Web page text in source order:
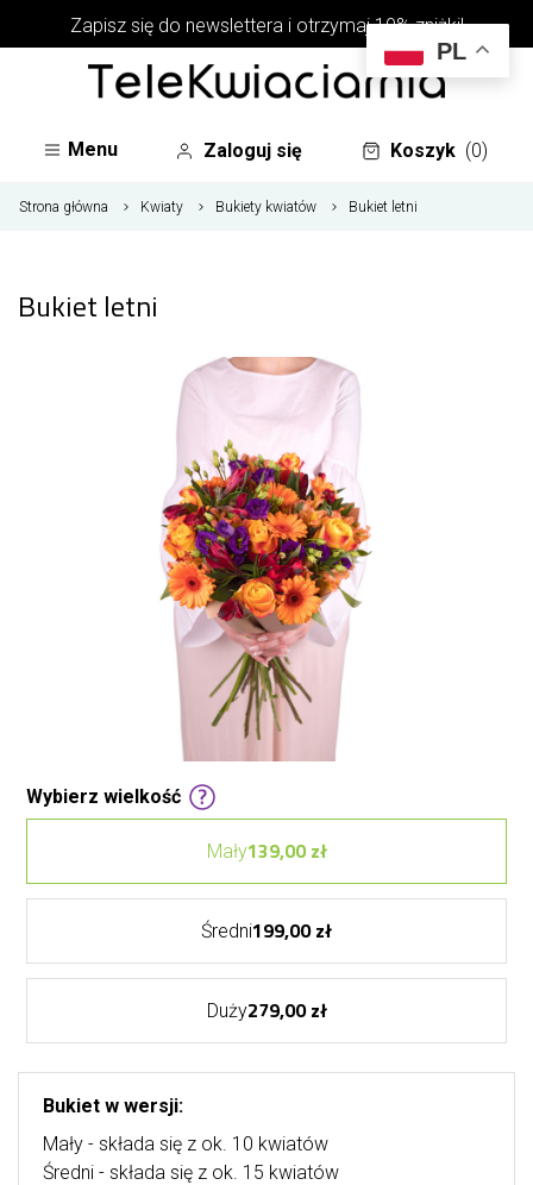
Zapisz się do newslettera i otrzymaj 10% zniżki!
Menu Zaloguj się Koszyk (0)
Strona główna Kwiaty Bukiety kwiatów Bukiet letni
Bukiet letni
Wybierz wielkość
Mały139,00 zł
Średni199,00 zł
Duży279,00 zł
Bukiet w wersji:
Mały - składa się z ok. 10 kwiatów
Średni - składa się z ok. 15 kwiatów
PL